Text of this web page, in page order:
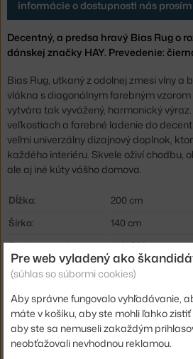
informácie o dostupnosti nás prosím
Decentný, a predsa hravý Bias Rug o
dánskej značky HAY. Prevedenie:
Bias Rug, utkaný z odolnej zmesi vlny a
vlákna s diagonálnym farebným
vytvára tak vyvážený, harmonický
veľkostiach a farebné ladenie do
veľmi univerzálny dizajnový doplnok,
každého interiéru. Skvele oživí chodbu,
ale aj iné kúty vášho domova.
Dĺžka:
200 cm
Šírka:
140 cm
Typ / rozmer koberca: 140x200 cm
Farba:
čierna, krémová
Tvar koberca:
obdĺžnikový
Kód produktu
HAY-AD857-A665-
Pre web vyladený ako
(súhlas so súbormi cookies)
Aby správne fungovalo vyhľadávanie,
máte v košíku, aby ste mohli ľahko
aby ste sa nemuseli zakaždým
neobťažovali nevhodnou reklamou.